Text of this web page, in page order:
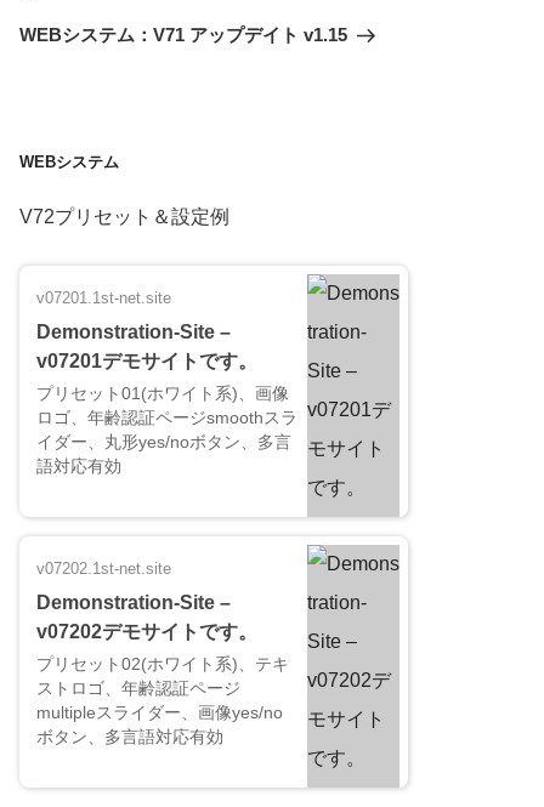
ー
の
WEBシステム：V71 アップデイト v1.15
WEBシステム
V72プリセット＆設定例
v07201.1st-net.site
Demonstration-Site –
v07201デモサイトです。
プリセット01(ホワイト系)、画像
ロゴ、年齢認証ページsmoothスラ
イダー、丸形yes/noボタン、多言
語対応有効
v07202.1st-net.site
Demonstration-Site –
v07202デモサイトです。
プリセット02(ホワイト系)、テキ
ストロゴ、年齢認証ページ
multipleスライダー、画像yes/no
ボタン、多言語対応有効